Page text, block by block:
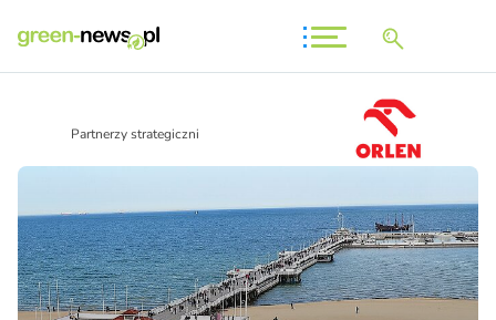
Partnerzy strategiczni